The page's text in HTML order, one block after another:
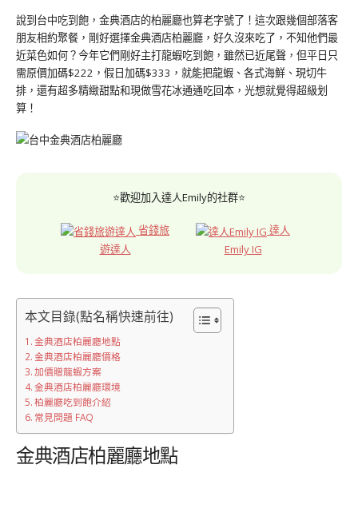
Link
說到台中吃到飽，金典酒店的柏麗廳也算老字號了！這次跟幾個部落客
朋友相約聚餐，剛好選擇金典酒店柏麗廳，好久沒來吃了，不知他們最
近菜色如何？今年它們剛好主打龍蝦吃到飽，雖然已近尾聲，但平日只
需原價加碼$222，假日加碼$333，就能把龍蝦、各式海鮮、現切牛
排，還有超多精緻甜點和現做雪花冰通通吃回本，光想就覺得超級划
算！
⭐歡迎加入達人Emily的社群⭐
省錢旅
遊達人
達人
Emily IG
本文目錄(點名稱快速前往)
金典酒店柏麗廳地點
金典酒店柏麗廳價格
加價贈龍蝦方案
金典酒店柏麗廳環境
柏麗廳吃到飽介紹
常見問題 FAQ
金典酒店柏麗廳地點